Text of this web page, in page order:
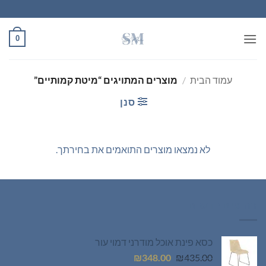
to
content
0
עמוד הבית / מוצרים המתויגים “מיטת קמותיים”
סנן
לא נמצאו מוצרים התואמים את בחירתך.
כסא פינת אוכל מודרני דמוי עור
₪435.00
המחיר ₪348.00
המחיר